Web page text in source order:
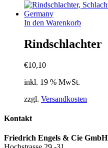
In den Warenkorb
Rindschlachter
€10,10
inkl. 19 % MwSt.
zzgl. Versandkosten
Kontakt
Friedrich Engels & Cie GmbH